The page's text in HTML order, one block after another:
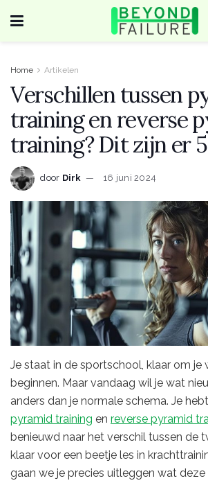
Home Artikelen
Verschillen tussen
training en reverse
training? Dit zijn er 5
door Dirk 16 juni 2024
Je staat in de sportschool, klaar om je
beginnen. Maar vandaag wil je wat
anders dan je normale schema. Je
pyramid training en reverse pyramid
benieuwd naar het verschil tussen de
klaar voor een beetje les in
gaan we je precies uitleggen wat